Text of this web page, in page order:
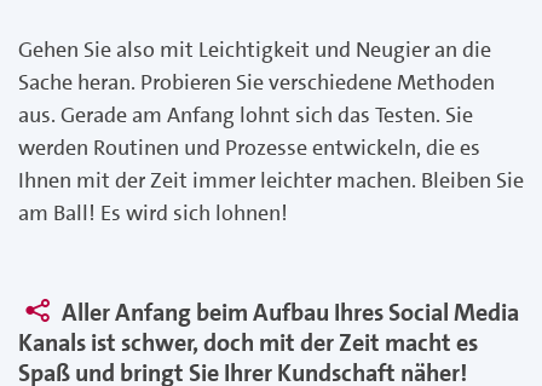
Gehen Sie also mit Leichtigkeit und Neugier an die
Sache heran. Probieren Sie verschiedene Methoden
aus. Gerade am Anfang lohnt sich das Testen. Sie
werden Routinen und Prozesse entwickeln, die es
Ihnen mit der Zeit immer leichter machen. Bleiben Sie
am Ball! Es wird sich lohnen!
Aller Anfang beim Aufbau Ihres Social Media
Kanals ist schwer, doch mit der Zeit macht es
Spaß und bringt Sie Ihrer Kundschaft näher!